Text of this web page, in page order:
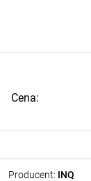
Producent: INQ
Cena: